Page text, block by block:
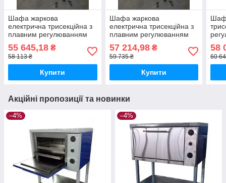
Шафа жаркова
електрична трисекційна з
плавним регулюванням
стандарт
55 645,18 ₴
58 113 ₴
Купити
Шафа жаркова
електрична трисекційна з
плавним регулюванням
майстер
57 214,98₴
59 735 ₴
Купити
58
60
Акційні пропозиції та новинки
–4% –4%